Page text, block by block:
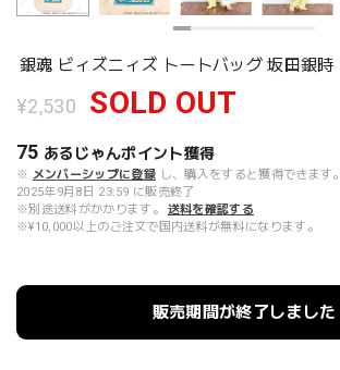
銀魂 ビィズニィズ トートバッグ 坂田銀時
¥2,530 SOLD OUT
75 あるじゃんポイント獲得
※ メンバーシップに登録 し、購入をすると獲得できます。
2025年9月8日 23:59 に販売終了
※別途送料がかかります。
送料を確認する
※¥10,000以上のご注文で国内送料が無料になります。
販売期間が終了しました